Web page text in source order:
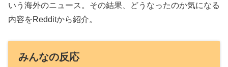
いう海外のニュース。その結果、どうなったのか気になる
内容をRedditから紹介。
みんなの反応